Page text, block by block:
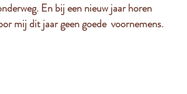
En bij een nieuw jaar horen
mij dit jaar geen goede  voornemens.